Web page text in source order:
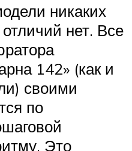
никаких
нет. Все
142» (как и
своими
по
Это